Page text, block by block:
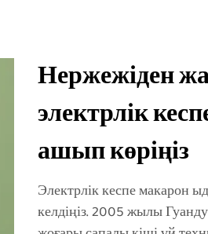
Нержежіден
электрлік
ашып көріңіз
Электрлік кеспе макарон
келдіңіз. 2005 жылы